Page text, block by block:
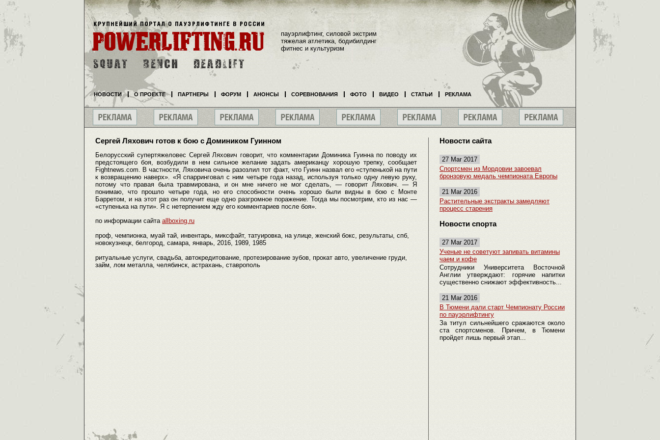
Сергей Ляхович готов к бою с Домиником Гуинном
Белорусский супертяжеловес Сергей Ляхович говорит, что комментарии Доминика Гуинна по поводу их
предстоящего боя, возбудили в нем сильное желание задать американцу хорошую трепку, сообщает
Fightnews.com. В частности, Ляховича очень разозлил тот факт, что Гуинн назвал его «ступенькой на пути
к возвращению наверх». «Я спарринговал с ним четыре года назад, используя только одну левую руку,
потому что правая была травмирована, и он мне ничего не мог сделать, — говорит Ляхович. — Я
понимаю, что прошло четыре года, но его способности очень хорошо были видны в бою с Монте
Барретом, и на этот раз он получит еще одно разгромное поражение. Тогда мы посмотрим, кто из нас —
«ступенька на пути». Я с нетерпением жду его комментариев после боя».
по информации сайта allboxing.ru
проф, чемпионка, муай тай, инвентарь, миксфайт, татуировка, на улице, женский бокс, результаты, спб,
новокузнецк, белгород, самара, январь, 2016, 1989, 1985
ритуальные услуги, свадьба, автокредитование, протезирование зубов, прокат авто, увеличение груди,
займ, лом металла, челябинск, астрахань, ставрополь
Новости сайта
27 Mar 2017
Спортсмен из Мордовии завоевал
бронзовую медаль чемпионата Европы
21 Mar 2016
Растительные экстракты замедляют
процесс старения
Новости спорта
27 Mar 2017
Ученые не советуют запивать витамины
чаем и кофе
Сотрудники Университета Восточной
Англии утверждают: горячие напитки
существенно снижают эффективность...
21 Mar 2016
В Тюмени дали старт Чемпионату России
по пауэрлифтингу
За титул сильнейшего сражаются около
ста спортсменов. Причем, в Тюмени
пройдет лишь первый этап...
пауэрлифтинг, силовой экстрим
тяжелая атлетика, бодибилдинг
фитнес и культуризм
НОВОСТИ О ПРОЕКТЕ ПАРТНЕРЫ ФОРУМ АНОНСЫ СОРЕВНОВАНИЯ ФОТО ВИДЕО СТАТЬИ РЕКЛАМА